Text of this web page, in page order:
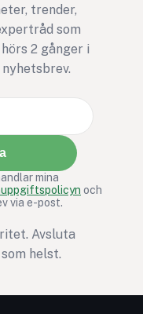
trender,
som
2 gånger i
mina
och
via e-post.
Avsluta
helst.